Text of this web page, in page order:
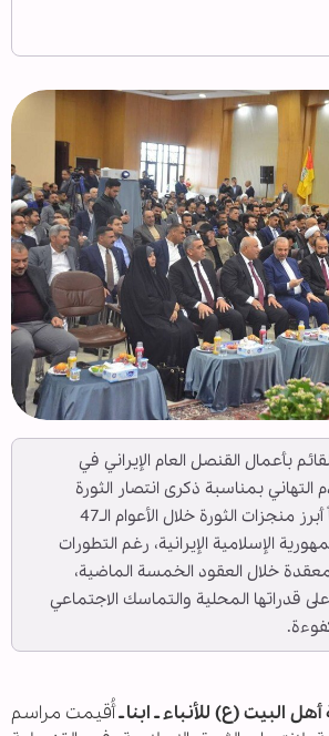
بأعمال القنصل العام الإيراني في
التهاني بمناسبة ذكرى انتصار الثورة
الإسلامية، مستعرضاً أبرز منجزات الثورة خلال الأعوام الـ47
الإسلامية الإيرانية، رغم التطورات
خلال العقود الخمسة الماضية،
قدراتها المحلية والتماسك الاجتماعي
البيت (ع) للأنباء ـ ابنا ـأُقيمت مراسم